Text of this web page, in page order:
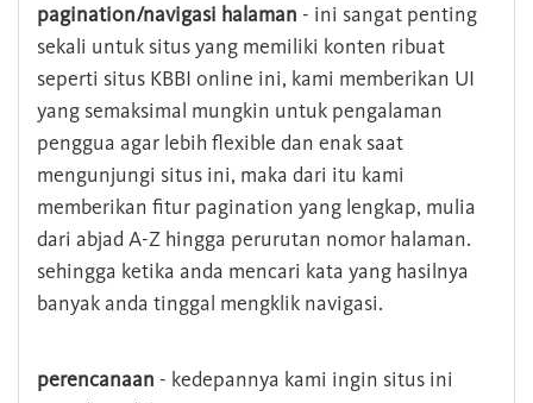
pagination/navigasi halaman - ini sangat penting
sekali untuk situs yang memiliki konten ribuat
seperti situs KBBI online ini, kami memberikan UI
yang semaksimal mungkin untuk pengalaman
penggua agar lebih flexible dan enak saat
mengunjungi situs ini, maka dari itu kami
memberikan fitur pagination yang lengkap, mulia
dari abjad A-Z hingga perurutan nomor halaman.
sehingga ketika anda mencari kata yang hasilnya
banyak anda tinggal mengklik navigasi.
perencanaan - kedepannya kami ingin situs ini